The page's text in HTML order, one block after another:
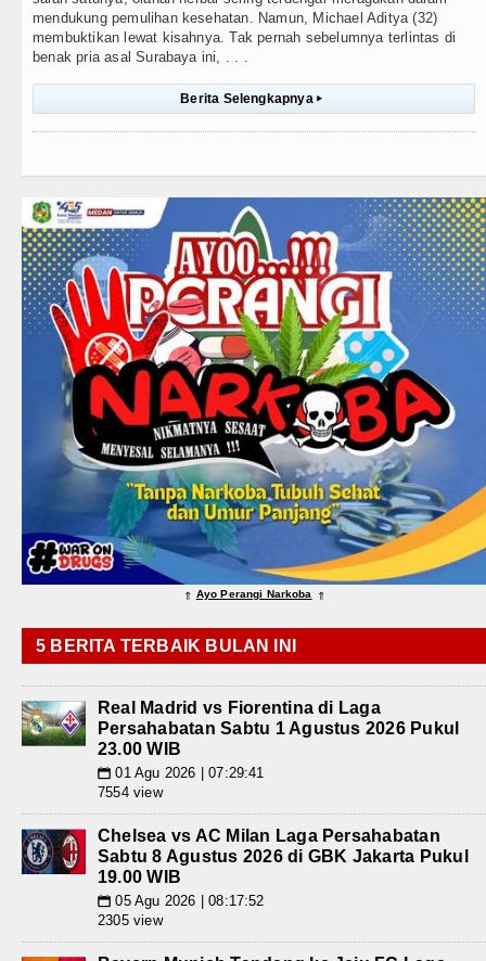
mendukung pemulihan kesehatan. Namun, Michael Aditya (32)
membuktikan lewat kisahnya. Tak pernah sebelumnya terlintas di
benak pria asal Surabaya ini, . . .
Berita Selengkapnya ▸
⇑ Ayo Perangi Narkoba ⇑
5 BERITA TERBAIK BULAN INI
Real Madrid vs Fiorentina di Laga
Persahabatan Sabtu 1 Agustus 2026 Pukul
23.00 WIB
📅 01 Agu 2026 | 07:29:41
7554 view
Chelsea vs AC Milan Laga Persahabatan
Sabtu 8 Agustus 2026 di GBK Jakarta Pukul
19.00 WIB
📅 05 Agu 2026 | 08:17:52
2305 view